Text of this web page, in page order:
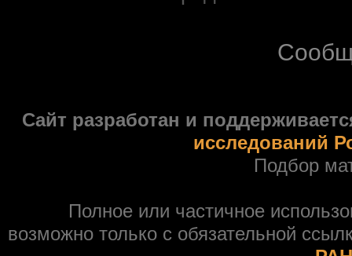
Сайт разработан и
исследований
Подбор
Полное или частичное
возможно только с обязательной